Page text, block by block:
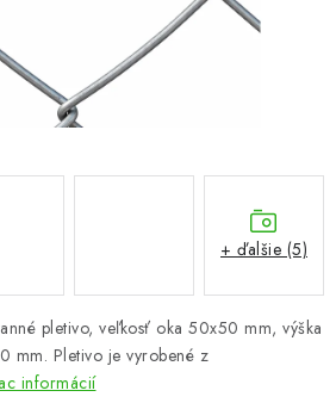
TOVAR
pletivo, veľkosť oka 50x50 mm, výška
mm. Pletivo je vyrobené z
informácií
+ ďalšie (5)